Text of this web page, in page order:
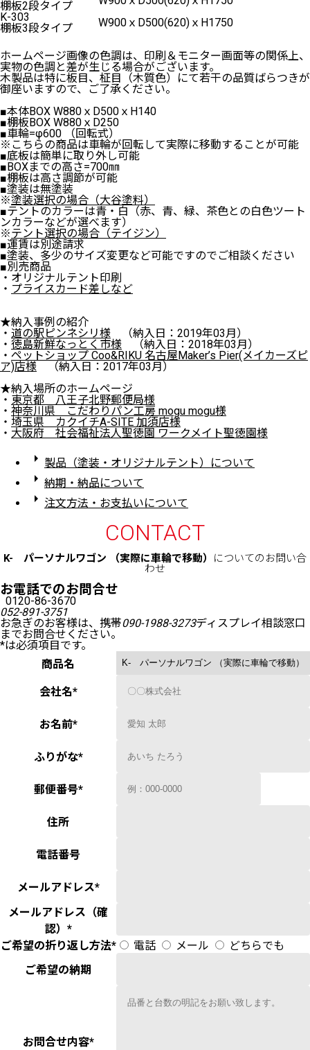
棚板2段タイプ
K-303
棚板3段タイプ
W900ｘD500(620)ｘH1750
ホームページ画像の色調は、印刷＆モニター画面等の関係上、
実物の色調と差が生じる場合がございます。
木製品は特に板目、柾目（木質色）にて若干の品質ばらつきが
御座いますので、ご了承ください。
■本体BOX W880ｘD500ｘH140
■棚板BOX W880ｘD250
■車輪=φ600 （回転式）
※こちらの商品は車輪が回転して実際に移動することが可能
■底板は簡単に取り外し可能
■BOXまでの高さ=700㎜
■棚板は高さ調節が可能
■塗装は無塗装
※塗装選択の場合（大谷塗料）
■テントのカラーは青・白（赤、青、緑、茶色との白色ツート
ンカラーなどが選べます）
※テント選択の場合（テイジン）
■運賃は別途請求
■塗装、多少のサイズ変更など可能ですのでご相談ください
■別売商品
・オリジナルテント印刷
・ プライスカード差しなど
★納入事例の紹介
・ 道の駅ピンネシリ様 （納入日：2019年03月）
・ 徳島新鮮なっとく市様 （納入日：2018年03月）
・ ペットショップ Coo&RIKU 名古屋Maker’s Pier(メイカーズピ
ア)店様 （納入日：2017年03月）
★納入場所のホームページ
・ 東京都 八王子北野郵便局様
・ 神奈川県 こだわりパン工房 mogu mogu様
・ 埼玉県 カクイチA-SITE 加須店様
・ 大阪府 社会福祉法人聖徳園 ワークメイト聖徳園様
arrow_right 製品（塗装・オリジナルテント）について
arrow_right 納期・納品について
arrow_right 注文方法・お支払いについて
CONTACT
K- パーソナルワゴン （実際に車輪で移動）
についてのお問い合
わせ
お電話でのお問合せ
0120-86-3670
052-891-3751
お急ぎのお客様は、携帯090-1988-3273ディスプレイ相談窓口
までお問合せください。
*は必須項目です。
商品名
会社名*
お名前*
ふりがな*
郵便番号*
住所
電話番号
メールアドレス*
メールアドレス（確
認） *
ご希望の折り返し方法* 電話 メール
どちらでも
ご希望の納期
お問合せ内容*